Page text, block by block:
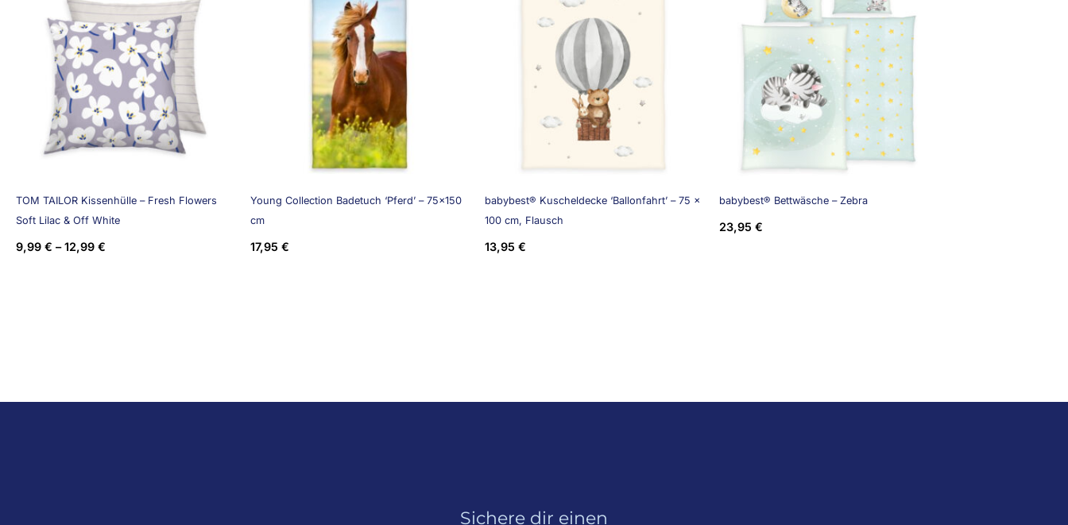
TOM TAILOR Kissenhülle – Fresh Flowers
Soft Lilac & Off White
9,99 € –12,99 €
Young Collection Badetuch ‘Pferd’ – 75×150
cm
17,95 €
babybest® Kuscheldecke ‘Ballonfahrt’ – 75 x
100 cm, Flausch
13,95 €
babybest® Bettwäsche – Zebra
23,95 €
Sichere dir einen